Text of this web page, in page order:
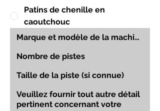
Patins de chenille en
caoutchouc